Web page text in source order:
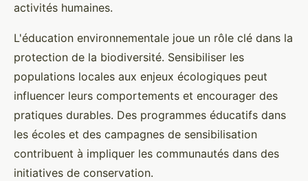
activités humaines.
L'éducation environnementale joue un rôle clé dans la
protection de la biodiversité. Sensibiliser les
populations locales aux enjeux écologiques peut
influencer leurs comportements et encourager des
pratiques durables. Des programmes éducatifs dans
les écoles et des campagnes de sensibilisation
contribuent à impliquer les communautés dans des
initiatives de conservation.